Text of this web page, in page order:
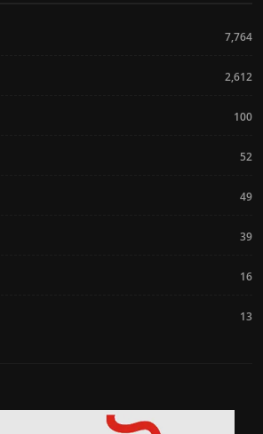
7,764
2,612
100
52
49
39
16
13